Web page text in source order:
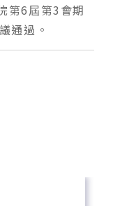
第6屆第3會期
通過。